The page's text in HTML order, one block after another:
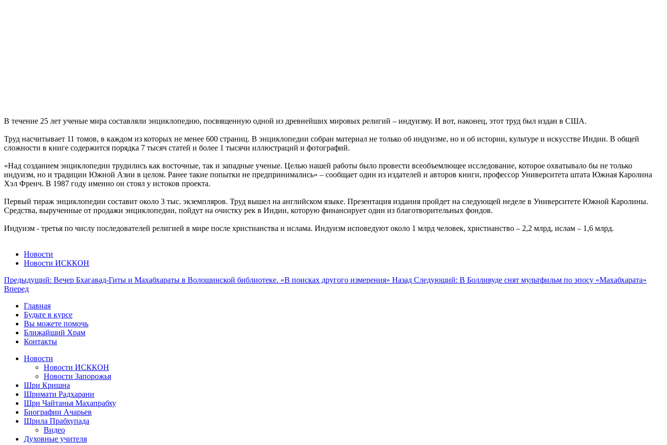
В течение 25 лет ученые мира составляли энциклопедию, посвященную одной из древнейших мировых религий – индуизму. И вот, наконец, этот труд был издан в США.
Труд насчитывает 11 томов, в каждом из которых не менее 600 страниц. В энциклопедии собран материал не только об индуизме, но и об истории, культуре и искусстве Индии. В общей
сложности в книге содержится порядка 7 тысяч статей и более 1 тысячи иллюстраций и фотографий.
«Над созданием энциклопедии трудились как восточные, так и западные ученые. Целью нашей работы было провести всеобъемлющее исследование, которое охватывало бы не только
индуизм, но и традиции Южной Азии в целом. Ранее такие попытки не предпринимались» – сообщает один из издателей и авторов книги, профессор Университета штата Южная Каролина
Хэл Френч. В 1987 году именно он стоял у истоков проекта.
Первый тираж энциклопедии составит около 3 тыс. экземпляров. Труд вышел на английском языке. Презентация издания пройдет на следующей неделе в Университете Южной Каролины.
Средства, вырученные от продажи энциклопедии, пойдут на очистку рек в Индии, которую финансирует один из благотворительных фондов.
Индуизм - третья по числу последователей религией в мире после христианства и ислама. Индуизм исповедуют около 1 млрд человек, христианство – 2,2 млрд, ислам – 1,6 млрд.
Новости
Новости ИСККОН
Предыдущий: Вечер Бхагавад-Гиты и Махабхараты в Волошинской библиотеке. «В поисках другого измерения» Назад Следующий: В Болливуде снят мультфильм по эпосу «Махабхарата»
Вперед
Главная
Будьте в курсе
Вы можете помочь
Ближайший Храм
Контакты
Новости
Новости ИСККОН
Новости Запорожья
Шри Кришна
Шримати Радхарани
Шри Чайтанья Махапрабху
Биографии Ачарьев
Шрила Прабхупада
Видео
Духовные учителя